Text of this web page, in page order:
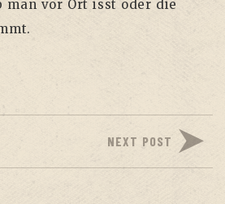
man vor Ort isst oder die
NEXT POST